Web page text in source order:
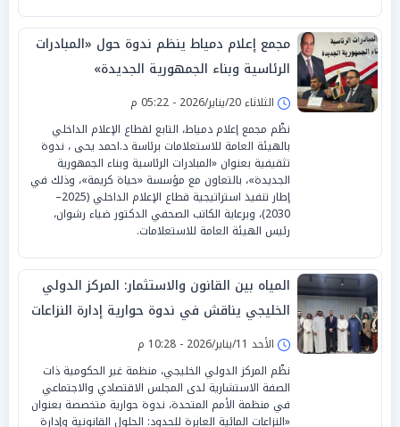
مجمع إعلام دمياط ينظم ندوة حول «المبادرات
الرئاسية وبناء الجمهورية الجديدة»
الثلاثاء 20/يناير/2026 - 05:22 م
نظّم مجمع إعلام دمياط، التابع لقطاع الإعلام الداخلي
بالهيئة العامة للاستعلامات برئاسة د.احمد يحى ، ندوة
تثقيفية بعنوان «المبادرات الرئاسية وبناء الجمهورية
الجديدة»، بالتعاون مع مؤسسة «حياة كريمة»، وذلك في
إطار تنفيذ استراتيجية قطاع الإعلام الداخلي (2025–
2030)، وبرعاية الكاتب الصحفي الدكتور ضياء رشوان،
رئيس الهيئة العامة للاستعلامات.
المياه بين القانون والاستثمار: المركز الدولي
الخليجي يناقش في ندوة حوارية إدارة النزاعات
المائية العابرة للحدود
الأحد 11/يناير/2026 - 10:28 م
نظّم المركز الدولي الخليجي، منظمة غير الحكومية ذات
الصفة الاستشارية لدى المجلس الاقتصادي والاجتماعي
في منظمة الأمم المتحدة، ندوة حوارية متخصصة بعنوان
«النزاعات المائية العابرة للحدود: الحلول القانونية وإدارة